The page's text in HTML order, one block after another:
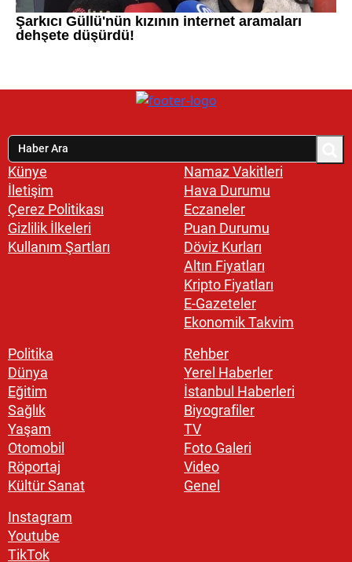
Künye
İletişim
Çerez Politikası
Gizlilik İlkeleri
Kullanım Şartları
Namaz Vakitleri
Hava Durumu
Eczaneler
Puan Durumu
Döviz Kurları
Altın Fiyatları
Kripto Fiyatları
E-Gazeteler
Ekonomik Takvim
Politika
Dünya
Eğitim
Sağlık
Yaşam
Otomobil
Röportaj
Kültür Sanat
Rehber
Yerel Haberler
İstanbul Haberleri
Biyografiler
TV
Foto Galeri
Video
Genel
Instagram
Youtube
TikTok